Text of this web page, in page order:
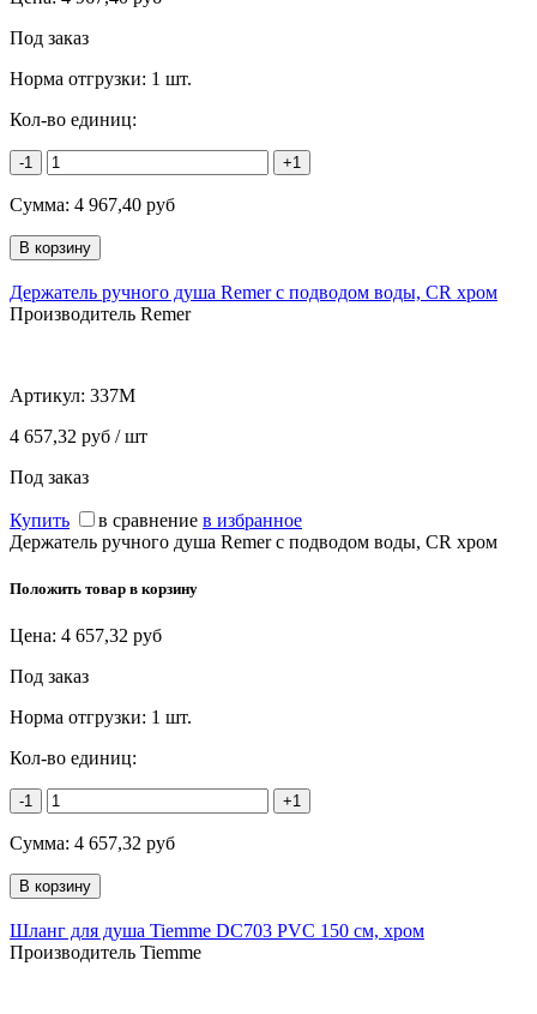
Под заказ
Норма отгрузки: 1 шт.
Кол-во единиц:
-1 +1
Сумма: 4 967,40 руб
Держатель ручного душа Remer с подводом воды, CR хром
Производитель Remer
Артикул: 337M
4 657,32 руб / шт
Под заказ
Купить в сравнение в избранное
Держатель ручного душа Remer с подводом воды, CR хром
Положить товар в корзину
Цена: 4 657,32 руб
Под заказ
Норма отгрузки: 1 шт.
Кол-во единиц:
-1 +1
Сумма: 4 657,32 руб
Шланг для душа Tiemme DC703 PVC 150 см, хром
Производитель Tiemme